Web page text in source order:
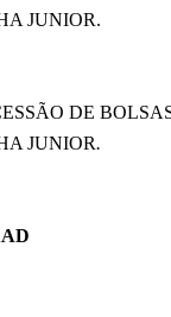
JUNIOR.
DE
JUNIOR.